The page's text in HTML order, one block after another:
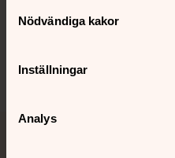
Nödvändiga kakor
Inställningar
Analys
Sociala kanaler